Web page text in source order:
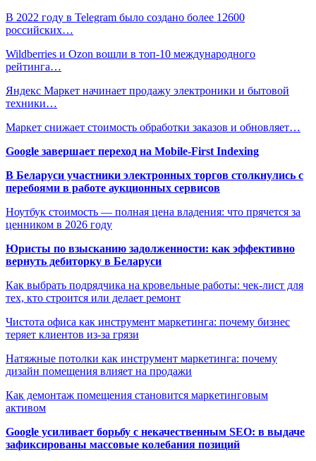
В 2022 году в Telegram было создано более 12600
российских…
Wildberries и Ozon вошли в топ-10 международного
рейтинга…
Яндекс Маркет начинает продажу электроники и бытовой
техники…
Маркет снижает стоимость обработки заказов и обновляет…
Google завершает переход на Mobile-First Indexing
В Беларуси участники электронных торгов столкнулись с
перебоями в работе аукционных сервисов
Ноутбук стоимость — полная цена владения: что прячется за
ценником в 2026 году
Юристы по взысканию задолженности: как эффективно
вернуть дебиторку в Беларуси
Как выбрать подрядчика на кровельные работы: чек-лист для
тех, кто строится или делает ремонт
Чистота офиса как инструмент маркетинга: почему бизнес
теряет клиентов из-за грязи
Натяжные потолки как инструмент маркетинга: почему
дизайн помещения влияет на продажи
Как демонтаж помещения становится маркетинговым
активом
Google усиливает борьбу с некачественным SEO: в выдаче
зафиксированы массовые колебания позиций